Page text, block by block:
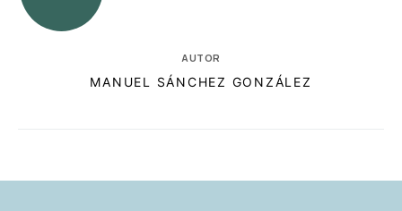
AUTOR
MANUEL SÁNCHEZ GONZÁLEZ